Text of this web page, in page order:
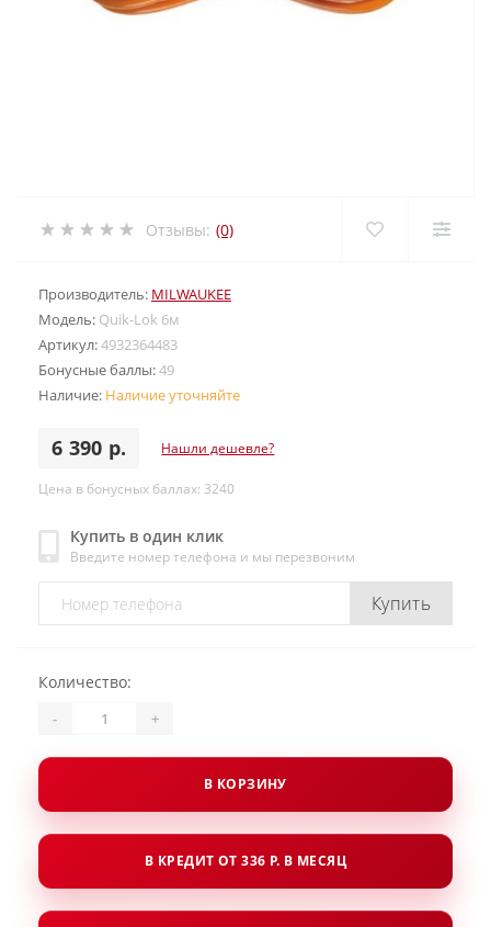
Отзывы: (0)
Производитель: MILWAUKEE
Модель: Quik-Lok 6м
Артикул:4932364483
Бонусные баллы:49
Наличие: Наличие уточняйте
6 390 р. Нашли дешевле?
Цена в бонусных баллах: 3240
Купить в один клик
Введите номер телефона и мы перезвоним
Купить
Количество:
- +
В КОРЗИНУ
В КРЕДИТ ОТ 336 Р. В МЕСЯЦ